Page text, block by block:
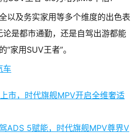
以及务实家用等多个维度的出色表
是都市通勤，还是自驾出游都能
家用SUV王者”。
车
市，时代旗舰MPV开启全维奢适
ADS 5赋能，时代旗舰MPV尊界V